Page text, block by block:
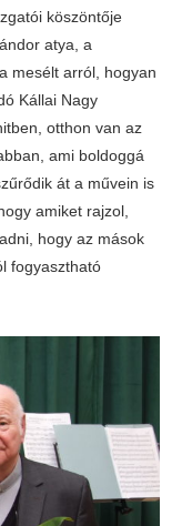
köszöntője
atya, a
mesélt arról, hogyan
Kállai Nagy
otthon van az
ami boldoggá
át a művein is
amiket rajzol,
hogy az mások
fogyasztható